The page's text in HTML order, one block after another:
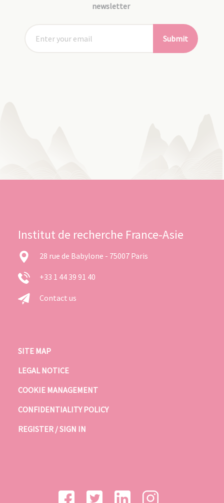
newsletter
Submit
Institut de recherche France-Asie
28 rue de Babylone - 75007 Paris
+33 1 44 39 91 40
Contact us
SITE MAP
LEGAL NOTICE
COOKIE MANAGEMENT
CONFIDENTIALITY POLICY
REGISTER / SIGN IN